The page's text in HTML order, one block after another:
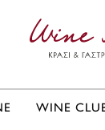
WINE